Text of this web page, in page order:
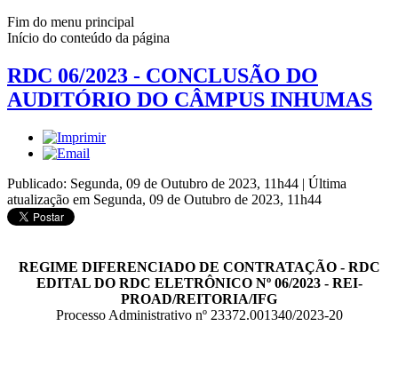
Fim do menu principal
Início do conteúdo da página
RDC 06/2023 - CONCLUSÃO DO
AUDITÓRIO DO CÂMPUS INHUMAS
Publicado: Segunda, 09 de Outubro de 2023, 11h44 | Última
atualização em Segunda, 09 de Outubro de 2023, 11h44
REGIME DIFERENCIADO DE CONTRATAÇÃO - RDC
EDITAL DO RDC ELETRÔNICO Nº 06/2023 - REI-
PROAD/REITORIA/IFG
Processo Administrativo nº 23372.001340/2023-20